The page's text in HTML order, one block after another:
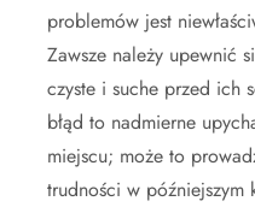
problemów jest
Zawsze należy upewnić
czyste i suche przed ich
błąd to nadmierne
miejscu; może to
trudności w późniejszym